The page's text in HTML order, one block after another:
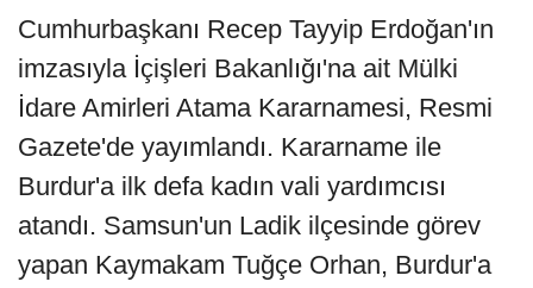
Cumhurbaşkanı Recep Tayyip Erdoğan'ın
imzasıyla İçişleri Bakanlığı'na ait Mülki
İdare Amirleri Atama Kararnamesi, Resmi
Gazete'de yayımlandı. Kararname ile
Burdur'a ilk defa kadın vali yardımcısı
atandı. Samsun'un Ladik ilçesinde görev
yapan Kaymakam Tuğçe Orhan, Burdur'a